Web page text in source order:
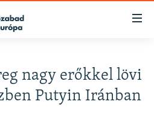
nagy erőkkel lövi
Putyin Iránban